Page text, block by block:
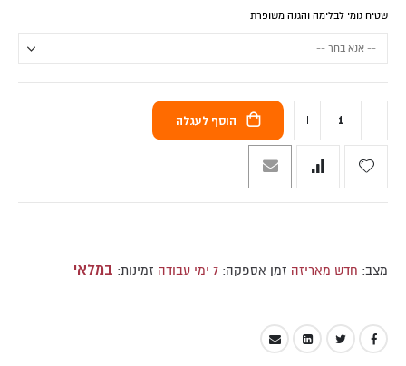
שטיח גומי לבלימה והגנה משופרת
הוסף לעגלה
מצב: חדש מאריזה זמן אספקה: 7 ימי עבודה זמינות: במלאי